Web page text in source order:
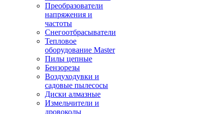
Преобразователи
напряжения и
частоты
Снегоотбрасыватели
Тепловое
оборудование Master
Пилы цепные
Бензорезы
Воздуходувки и
садовые пылесосы
Диски алмазные
Измельчители и
дровоколы